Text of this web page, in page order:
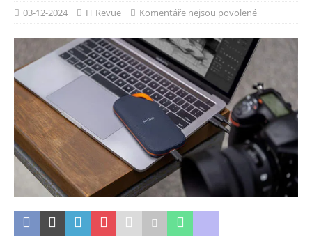
03-12-2024 IT Revue Komentáře nejsou povolené